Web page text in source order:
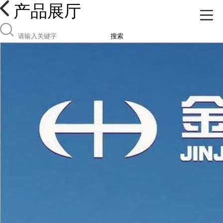
产品展厅
搜索